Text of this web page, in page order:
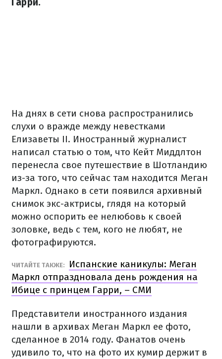
На днях в сети снова распространились
слухи о вражде между невестками
Елизаветы II. Иностранный журналист
написал статью о том, что Кейт Миддлтон
перенесла свое путешествие в Шотландию
из-за того, что сейчас там находится Меган
Маркл. Однако в сети появился архивный
снимок экс-актрисы, глядя на который
можно оспорить ее нелюбовь к своей
золовке, ведь с тем, кого не любят, не
фотографируются.
ЧИТАЙТЕ ТАКЖЕ:
Испанские каникулы: Меган
Маркл отпраздновала день рождения на
Ибице с принцем Гарри, – СМИ
Представители иностранного издания
нашли в архивах Меган Маркл ее фото,
сделанное в 2014 году. Фанатов очень
удивило то, что на фото их кумир держит в